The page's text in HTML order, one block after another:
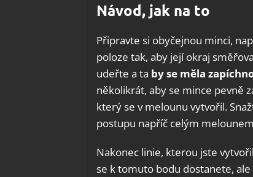
Návod, jak na to
Připravte si obyčejnou minci,
poloze tak, aby její okraj
udeřte a ta by se měla
několikrát, aby se mince pevně
který se v melounu vytvořil.
postupu napříč celým
Nakonec linie, kterou jste
se k tomuto bodu dostanete, ale